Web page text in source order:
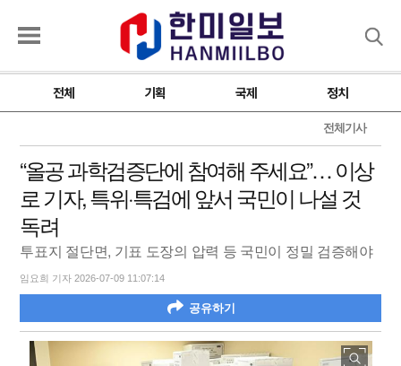
전체 기획 국제 정치
전체기사
“올공 과학검증단에 참여해 주세요”… 이상
로 기자, 특위·특검에 앞서 국민이 나설 것
독려
투표지 절단면, 기표 도장의 압력 등 국민이 정밀 검증해야
임요희 기자 2026-07-09 11:07:14
공유하기